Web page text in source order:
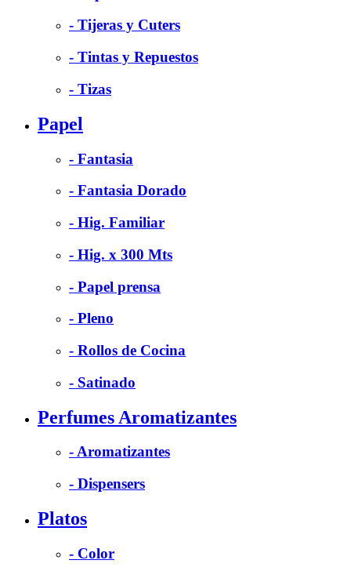
- Tijeras y Cuters
- Tintas y Repuestos
- Tizas
Papel
- Fantasia
- Fantasia Dorado
- Hig. Familiar
- Hig. x 300 Mts
- Papel prensa
- Pleno
- Rollos de Cocina
- Satinado
Perfumes Aromatizantes
- Aromatizantes
- Dispensers
Platos
- Color